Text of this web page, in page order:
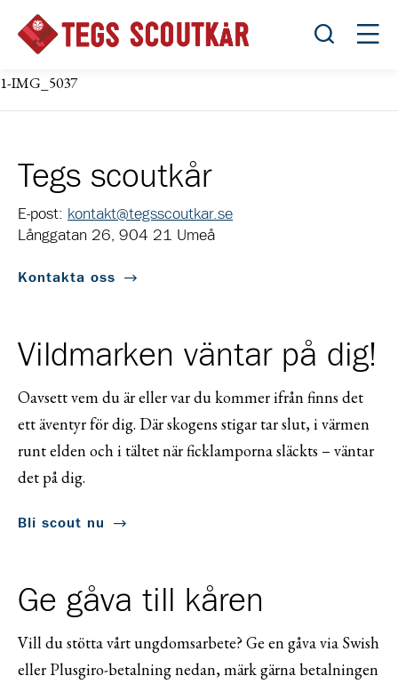
Öppna
1-IMG_5037
Tegs scoutkår
E-post: kontakt@tegsscoutkar.se
Långgatan 26, 904 21 Umeå
Kontakta oss
Vildmarken väntar på dig!
Oavsett vem du är eller var du kommer ifrån finns det
ett äventyr för dig. Där skogens stigar tar slut, i värmen
runt elden och i tältet när ficklamporna släckts – väntar
det på dig.
Bli scout nu
Ge gåva till kåren
Vill du stötta vårt ungdomsarbete? Ge en gåva via Swish
eller Plusgiro-betalning nedan, märk gärna betalningen